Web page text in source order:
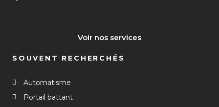
Voir nos services
SOUVENT RECHERCHÉS
Automatisme
Portail battant